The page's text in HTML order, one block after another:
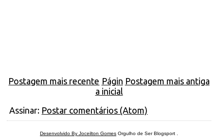
Postagem mais recente Postagem mais antiga
Págin
a inicial
Assinar: Postar comentários (Atom)
Desenvolvido By Joceilton Gomes Orgulho de Ser Blogsport